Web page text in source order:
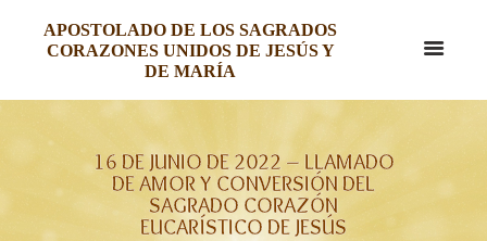
APOSTOLADO DE LOS SAGRADOS
CORAZONES UNIDOS DE JESÚS Y
DE MARÍA
16 DE JUNIO DE 2022 – LLAMADO
DE AMOR Y CONVERSIÓN DEL
SAGRADO CORAZÓN
EUCARÍSTICO DE JESÚS